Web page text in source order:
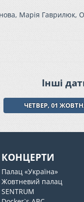
Марія Гаврилюк,
Інші
ЧЕТВЕР, 01
КОНЦЕРТИ
Палац «Україна»
Жовтневий палац
SENTRUM